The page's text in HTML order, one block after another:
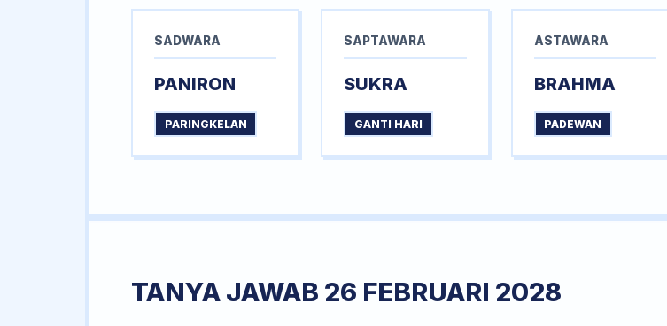
SADWARA
PANIRON
PARINGKELAN
SAPTAWARA
SUKRA
GANTI HARI
ASTAWARA
BRAHMA
PADEWAN
TANYA JAWAB 26 FEBRUARI 2028